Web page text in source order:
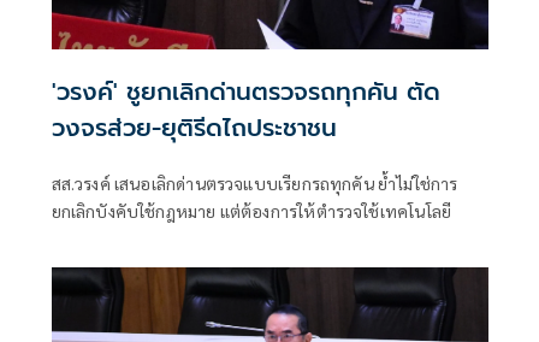
'วรงค์' ชูยกเลิกด่านตรวจรถทุกคัน ตัด
วงจรส่วย-ยุติรีดไถประชาชน
สส.วรงค์ เสนอเลิกด่านตรวจแบบเรียกรถทุกคัน ย้ำไม่ใช่การ
ยกเลิกบังคับใช้กฎหมาย แต่ต้องการให้ตำรวจใช้เทคโนโลยี